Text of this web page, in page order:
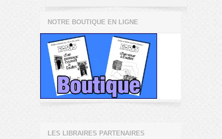
NOTRE BOUTIQUE EN LIGNE
LES LIBRAIRES PARTENAIRES